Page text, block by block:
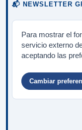
📬 NEWSLETTER
Para mostrar el
servicio externo
aceptando las
Cambiar